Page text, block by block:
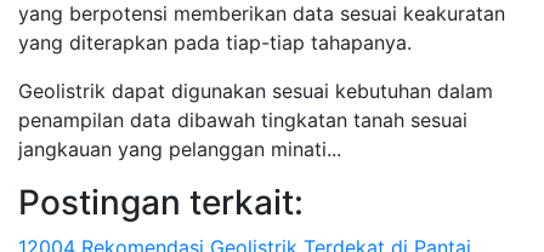
yang berpotensi memberikan data sesuai keakuratan
yang diterapkan pada tiap-tiap tahapanya.
Geolistrik dapat digunakan sesuai kebutuhan dalam
penampilan data dibawah tingkatan tanah sesuai
jangkauan yang pelanggan minati...
Postingan terkait:
12004 Rekomendasi Geolistrik Terdekat di Pantai